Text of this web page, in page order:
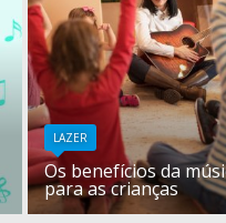
LAZER
Os benefícios da
para as crianças